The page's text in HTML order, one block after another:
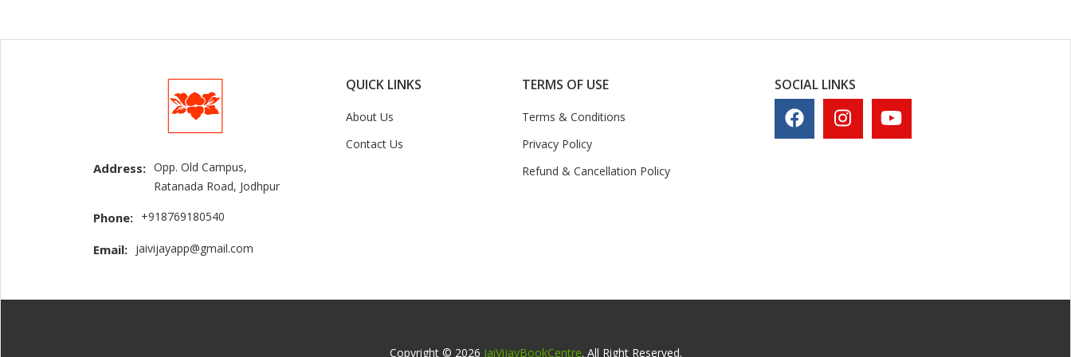
Address: Opp. Old Campus,
Ratanada Road, Jodhpur
Phone: +918769180540
Email: jaivijayapp@gmail.com
QUICK LINKS
About Us
Contact Us
TERMS OF USE
Terms & Conditions
Privacy Policy
Refund & Cancellation Policy
SOCIAL LINKS
Copyright © 2026 JaiVijayBookCentre. All Right Reserved.